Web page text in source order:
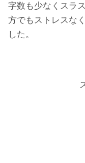
字数も少なくスラ
方でもストレスな
した。